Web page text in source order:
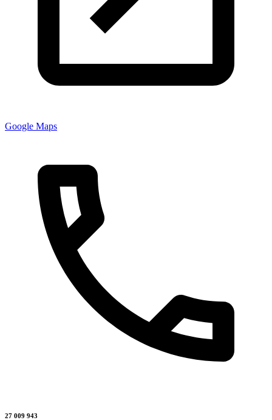
Google Maps
27 009 943